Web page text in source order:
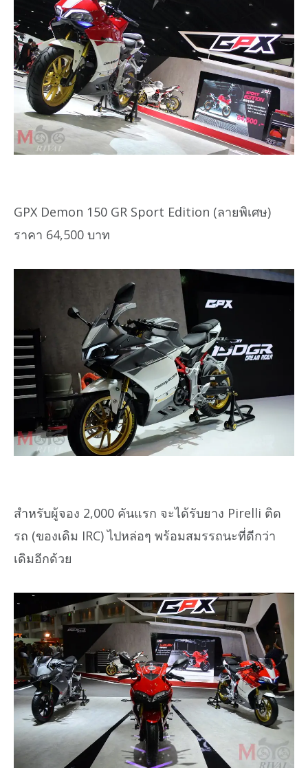
GPX Demon 150 GR Sport Edition (ลายพิเศษ)
ราคา 64,500 บาท
สำหรับผู้จอง 2,000 คันแรก จะได้รับยาง Pirelli ติด
รถ (ของเดิม IRC) ไปหล่อๆ พร้อมสมรรถนะที่ดีกว่า
เดิมอีกด้วย